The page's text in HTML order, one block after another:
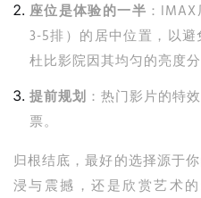
座位是体验的一半 ：
3-5排）的居中位置，以避
杜比影院因其均匀的亮度
提前规划 ：热门影片的特
票。
归根结底，最好的选择源于
浸与震撼，还是欣赏艺术